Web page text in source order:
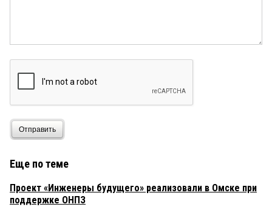
Отправить
Еще по теме
Проект «Инженеры будущего» реализовали в Омске при
поддержке ОНПЗ